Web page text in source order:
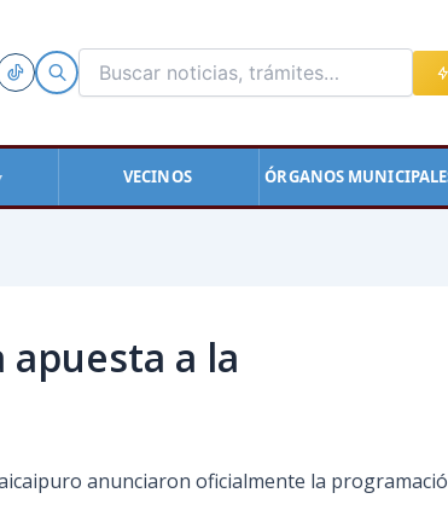
VECINOS ÓRGANOS
a la
anunciaron oficialmente la